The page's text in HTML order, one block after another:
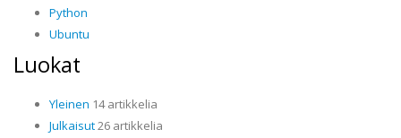
Python
Ubuntu
Luokat
Yleinen 14 artikkelia
Julkaisut26 artikkelia